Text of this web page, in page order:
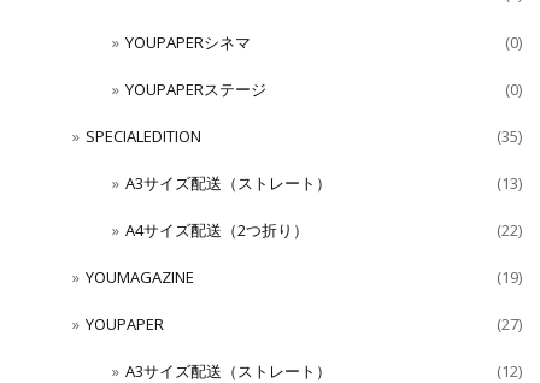
YOUPAPERシネマ (0)
YOUPAPERステージ (0)
SPECIALEDITION (35)
A3サイズ配送（ストレート） (13)
A4サイズ配送（2つ折り） (22)
YOUMAGAZINE (19)
YOUPAPER (27)
A3サイズ配送（ストレート） (12)